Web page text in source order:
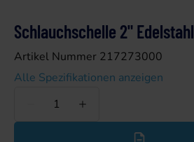
Schlauchschelle 2" Edelstahl
Artikel Nummer 217273000
Alle Spezifikationen anzeigen
Weniger